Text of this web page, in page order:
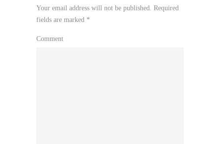
Your email address will not be published. Required
fields are marked *
Comment